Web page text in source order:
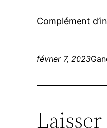
Complément
février 7, 2023